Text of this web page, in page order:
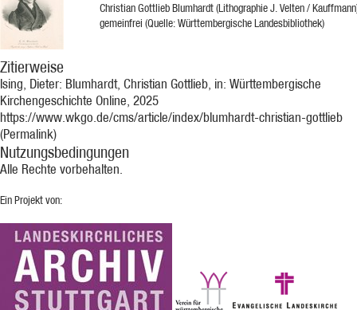
Christian Gottlieb Blumhardt (Lithographie J. Velten /
gemeinfrei (Quelle: Württembergische Landesbibliothek)
Zitierweise
Ising, Dieter: Blumhardt, Christian Gottlieb, in: Württembergische
Kirchengeschichte Online, 2025
https://www.wkgo.de/cms/article/index/blumhardt-christian-gottlieb
(Permalink)
Nutzungsbedingungen
Alle Rechte vorbehalten.
Ein Projekt von: